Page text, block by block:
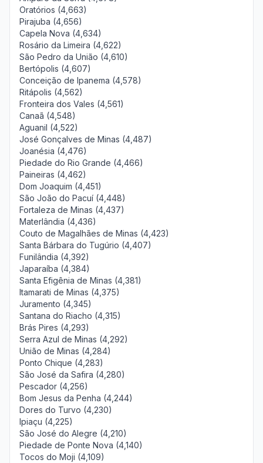
Oratórios (4,663)
Pirajuba (4,656)
Capela Nova (4,634)
Rosário da Limeira (4,622)
São Pedro da União (4,610)
Bertópolis (4,607)
Conceição de Ipanema (4,578)
Ritápolis (4,562)
Fronteira dos Vales (4,561)
Canaã (4,548)
Aguanil (4,522)
José Gonçalves de Minas (4,487)
Joanésia (4,476)
Piedade do Rio Grande (4,466)
Paineiras (4,462)
Dom Joaquim (4,451)
São João do Pacuí (4,448)
Fortaleza de Minas (4,437)
Materlândia (4,436)
Couto de Magalhães de Minas (4,423)
Santa Bárbara do Tugúrio (4,407)
Funilândia (4,392)
Japaraíba (4,384)
Santa Efigênia de Minas (4,381)
Itamarati de Minas (4,375)
Juramento (4,345)
Santana do Riacho (4,315)
Brás Pires (4,293)
Serra Azul de Minas (4,292)
União de Minas (4,284)
Ponto Chique (4,283)
São José da Safira (4,280)
Pescador (4,256)
Bom Jesus da Penha (4,244)
Dores do Turvo (4,230)
Ipiaçu (4,225)
São José do Alegre (4,210)
Piedade de Ponte Nova (4,140)
Tocos do Moji (4,109)